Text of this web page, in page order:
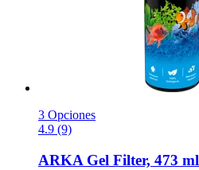
3 Opciones
4.9 (9)
ARKA Gel Filter, 473 ml